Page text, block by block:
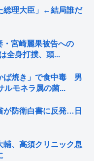
総理大臣」←結局誰だ
・宮崎麗果被告への
全身打撲、頭...
ば焼き」で食中毒 男
モネラ属の菌...
が防衛白書に反発…日
輔、高須クリニック息